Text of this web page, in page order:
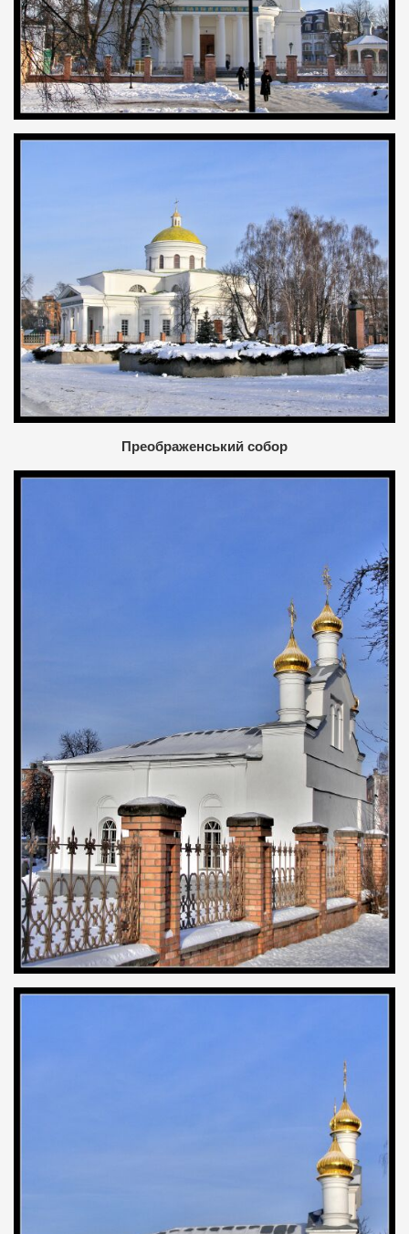
Преображенський собор